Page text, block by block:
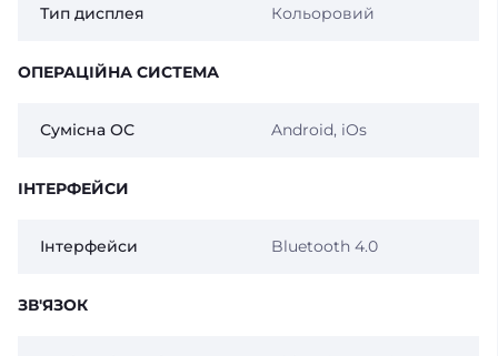
Тип дисплея Кольоровий
ОПЕРАЦІЙНА СИСТЕМА
Сумісна ОС Android, iOs
ІНТЕРФЕЙСИ
Інтерфейси Bluetooth 4.0
ЗВ'ЯЗОК